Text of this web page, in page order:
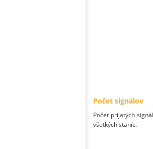
Počet signálov
Počet prijatých
všetkých staníc.